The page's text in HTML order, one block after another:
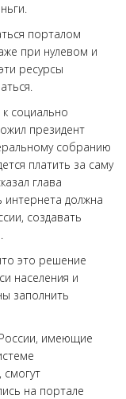
порталом
при нулевом и
ресурсы
социально
президент
собранию
платить за саму
глава
интернета должна
создавать
это решение
населения и
заполнить
имеющие
смогут
на портале